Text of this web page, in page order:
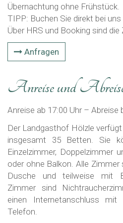
Übernachtung ohne Frühstück.
TIPP: Buchen Sie direkt bei
Über HRS und Booking sind
Anfragen
Anreise und
Anreise ab 17:00 Uhr – Abreise
Der Landgasthof Hölzle
insgesamt 35 Betten. Sie
Einzelzimmer, Doppelzimmer
oder ohne Balkon. Alle
Dusche und teilweise mit
Zimmer sind
einen Internetanschluss mit
Telefon.